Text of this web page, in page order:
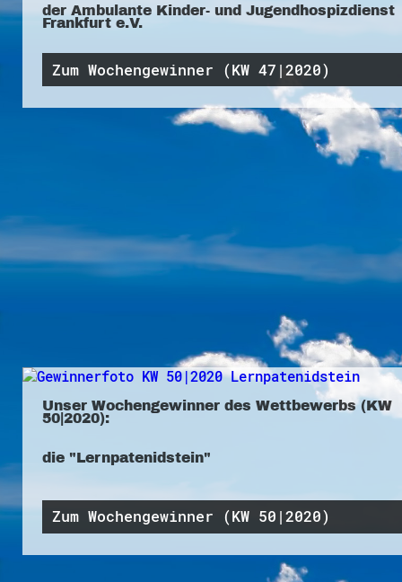
der Ambulante Kinder- und Jugendhospizdienst
Frankfurt e.V.
Zum Wochengewinner (KW 47|2020)
Unser Wochengewinner des Wettbewerbs (KW
50|2020):
die "Lernpatenidstein"
Zum Wochengewinner (KW 50|2020)